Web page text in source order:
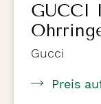
GUCCI
Gucci
Preis